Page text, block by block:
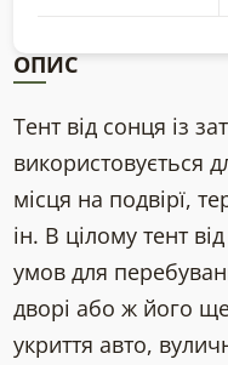
ОПИС
Тент від сонця із
використовується
місця на подвірї,
ін. В цілому тент
умов для
дворі або ж його
укриття авто,